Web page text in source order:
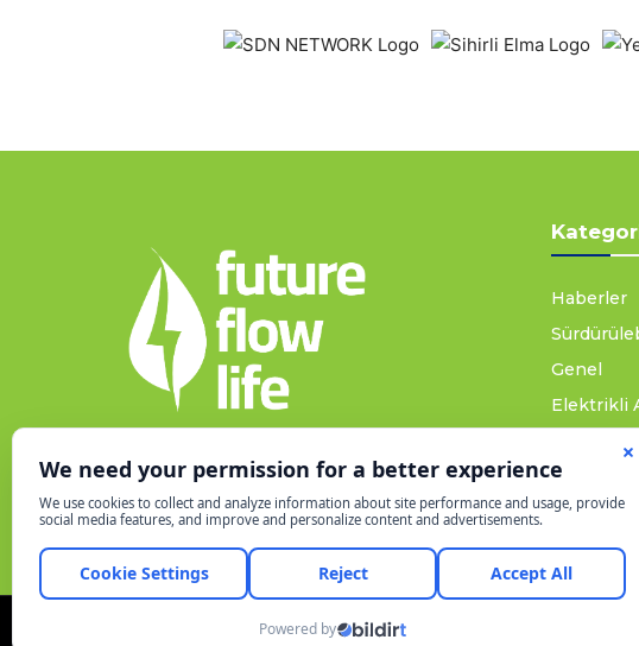
Yeşilce Mah. Yunus Emre Cd. No:8
34418 – Kâğıthane/İstanbul
Haberler
Genel
Elektrikli
Enerji
Güneş
Rüzgar
FutureFlowLife 2023 ©Tüm Hakları Saklıdır.